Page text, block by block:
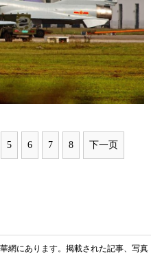
5 6 7 8 下一页
網にあります。掲載された記事、写真